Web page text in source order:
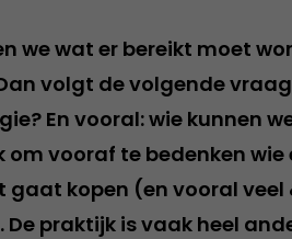
we wat er bereikt moet
volgt de volgende
En vooral: wie kunnen
om vooraf te bedenken
gaat kopen (en vooral veel
praktijk is vaak heel